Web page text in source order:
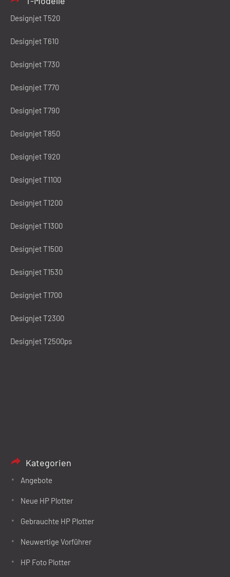
Designjet T520
Designjet T610
Designjet T730
Designjet T770
Designjet T790
Designjet T850
Designjet T920
Designjet T1100
Designjet T1200
Designjet T1300
Designjet T1500
Designjet T1530
Designjet T1700
Designjet T2300
Designjet T2500ps
Kategorien
Angebote
Neue HP Plotter
Gebrauchte HP Plotter
Neuwertige Vorführer
HP Foto Plotter